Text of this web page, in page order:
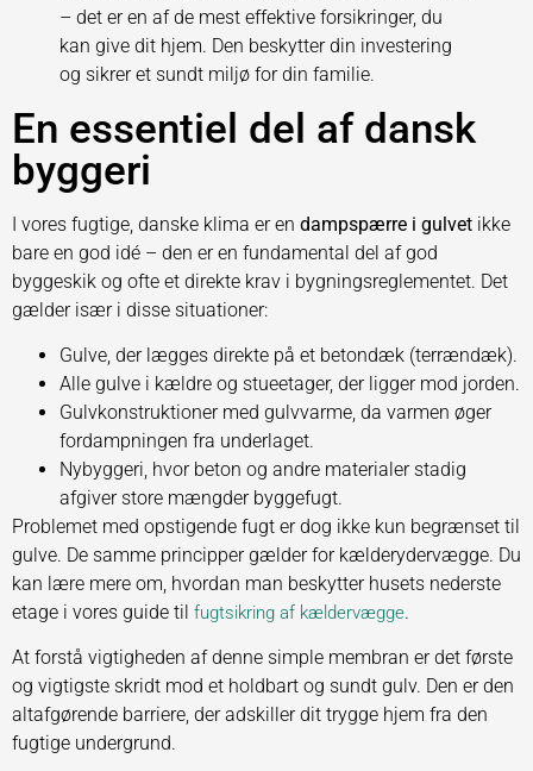
– det er en af de mest effektive forsikringer, du
kan give dit hjem. Den beskytter din investering
og sikrer et sundt miljø for din familie.
En essentiel del af dansk
byggeri
I vores fugtige, danske klima er en dampspærre i gulvet ikke
bare en god idé – den er en fundamental del af god
byggeskik og ofte et direkte krav i bygningsreglementet. Det
gælder især i disse situationer:
Gulve, der lægges direkte på et betondæk (terrændæk).
Alle gulve i kældre og stueetager, der ligger mod jorden.
Gulvkonstruktioner med gulvvarme, da varmen øger
fordampningen fra underlaget.
Nybyggeri, hvor beton og andre materialer stadig
afgiver store mængder byggefugt.
Problemet med opstigende fugt er dog ikke kun begrænset til
gulve. De samme principper gælder for kælderydervægge. Du
kan lære mere om, hvordan man beskytter husets nederste
etage i vores guide til fugtsikring af kældervægge.
At forstå vigtigheden af denne simple membran er det første
og vigtigste skridt mod et holdbart og sundt gulv. Den er den
altafgørende barriere, der adskiller dit trygge hjem fra den
fugtige undergrund.